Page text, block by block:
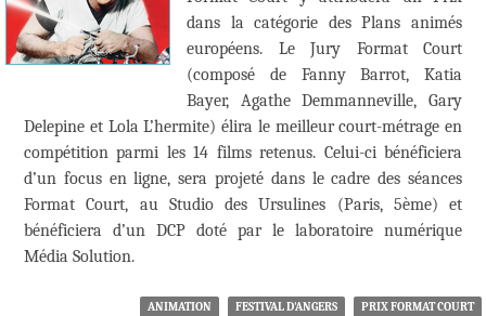
dans la catégorie des Plans animés
européens. Le Jury Format Court
(composé de Fanny Barrot, Katia
Bayer, Agathe Demmanneville, Gary
Delepine et Lola L’hermite) élira le meilleur court-métrage en
compétition parmi les 14 films retenus. Celui-ci bénéficiera
d’un focus en ligne, sera projeté dans le cadre des séances
Format Court, au Studio des Ursulines (Paris, 5ème) et
bénéficiera d’un DCP doté par le laboratoire numérique
Média Solution.
ANIMATION FESTIVAL D'ANGERS PRIX FORMAT COURT